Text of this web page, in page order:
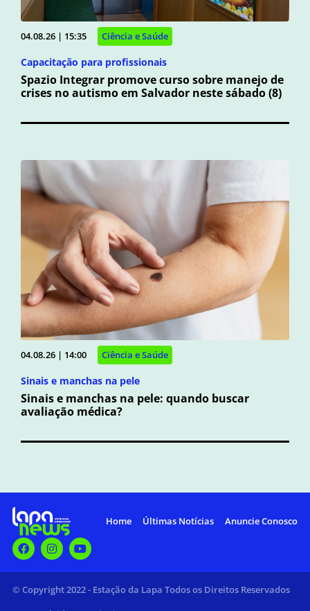
04.08.26 | 15:35 Ciência e Saúde
Capacitação para profissionais
Spazio Integrar promove curso sobre manejo de
crises no autismo em Salvador neste sábado (8)
04.08.26 | 14:00 Ciência e Saúde
Sinais e manchas na pele
Sinais e manchas na pele: quando buscar
avaliação médica?
Home Últimas Notícias Anuncie Conosco
© Copyright 2022 - Estação da Lapa Todos os Direitos Reservados